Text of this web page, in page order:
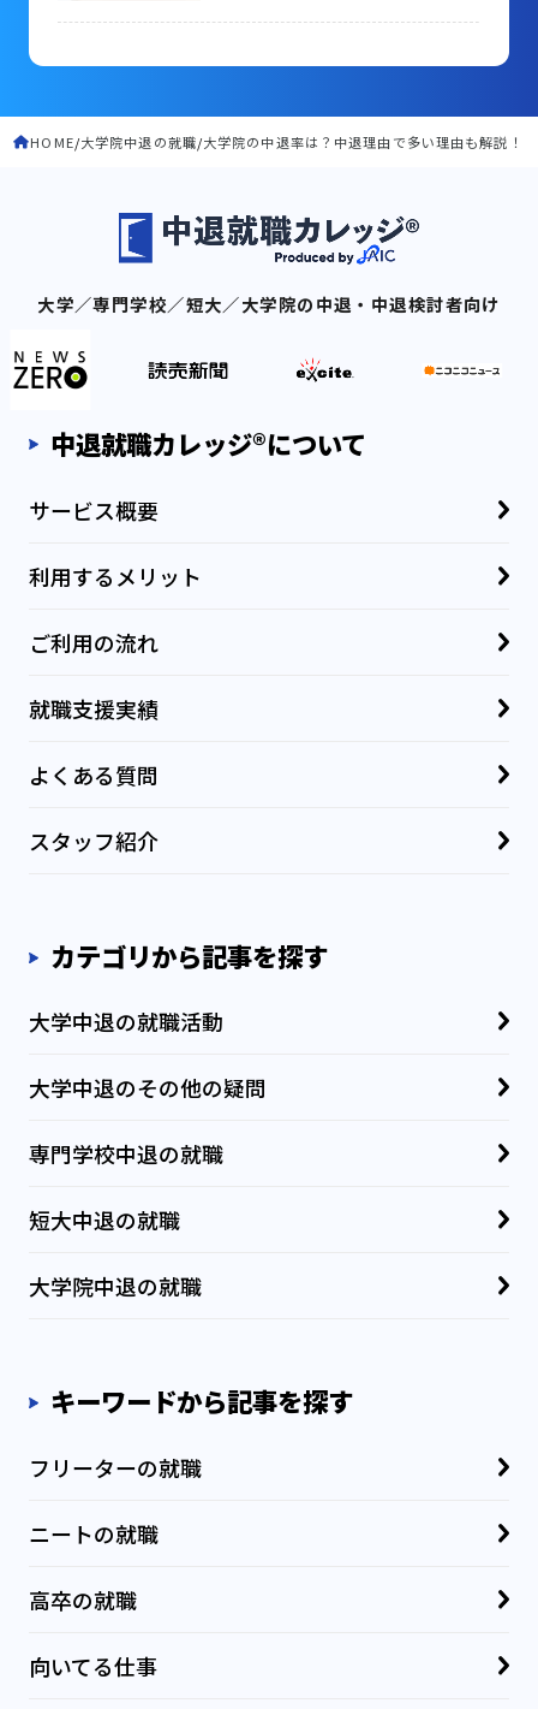
HOME 大学院中退の就職 大学院の中退率は？中退理由で多い理由も解説！
大学／専門学校／短大／大学院の中退・中退検討者向け
中退就職カレッジ®について
サービス概要
利用するメリット
ご利用の流れ
就職支援実績
よくある質問
スタッフ紹介
カテゴリから記事を探す
大学中退の就職活動
大学中退のその他の疑問
専門学校中退の就職
短大中退の就職
大学院中退の就職
キーワードから記事を探す
フリーターの就職
ニートの就職
高卒の就職
向いてる仕事